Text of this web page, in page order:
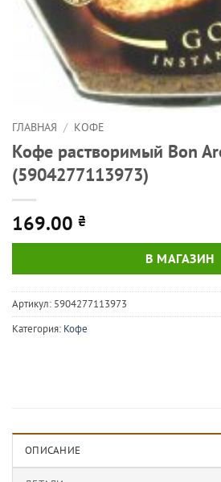
ГЛАВНАЯ / КОФЕ
Кофе растворимый Bon
(5904277113973)
169.00 ₴
В МАГАЗИН
Артикул: 5904277113973
Категория: Кофе
ОПИСАНИЕ